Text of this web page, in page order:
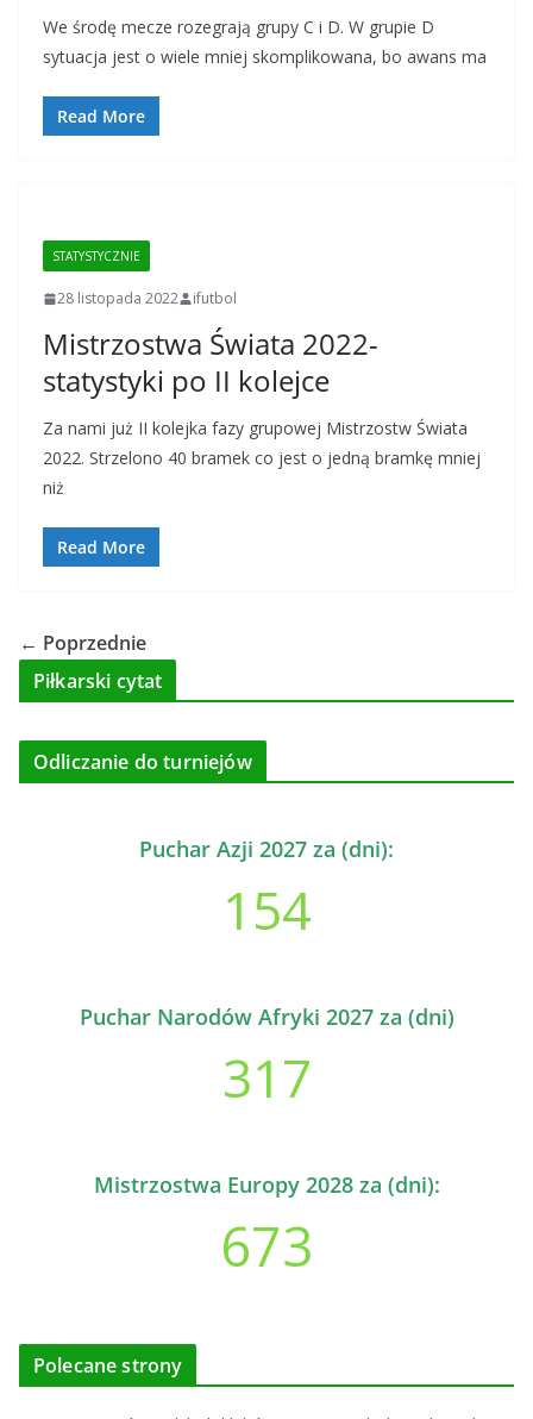
We środę mecze rozegrają grupy C i D. W grupie D
sytuacja jest o wiele mniej skomplikowana, bo awans ma
Read More
STATYSTYCZNIE
28 listopada 2022 ifutbol
Mistrzostwa Świata 2022-
statystyki po II kolejce
Za nami już II kolejka fazy grupowej Mistrzostw Świata
2022. Strzelono 40 bramek co jest o jedną bramkę mniej
niż
Read More
← Poprzednie
Piłkarski cytat
Odliczanie do turniejów
Puchar Azji 2027 za (dni):
154
Puchar Narodów Afryki 2027 za (dni)
317
Mistrzostwa Europy 2028 za (dni):
673
Polecane strony